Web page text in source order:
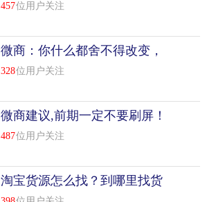
457位用户关注
微商：你什么都舍不得改变，
还谈什么未来！
328位用户关注
微商建议,前期一定不要刷屏！
487位用户关注
淘宝货源怎么找？到哪里找货
源？